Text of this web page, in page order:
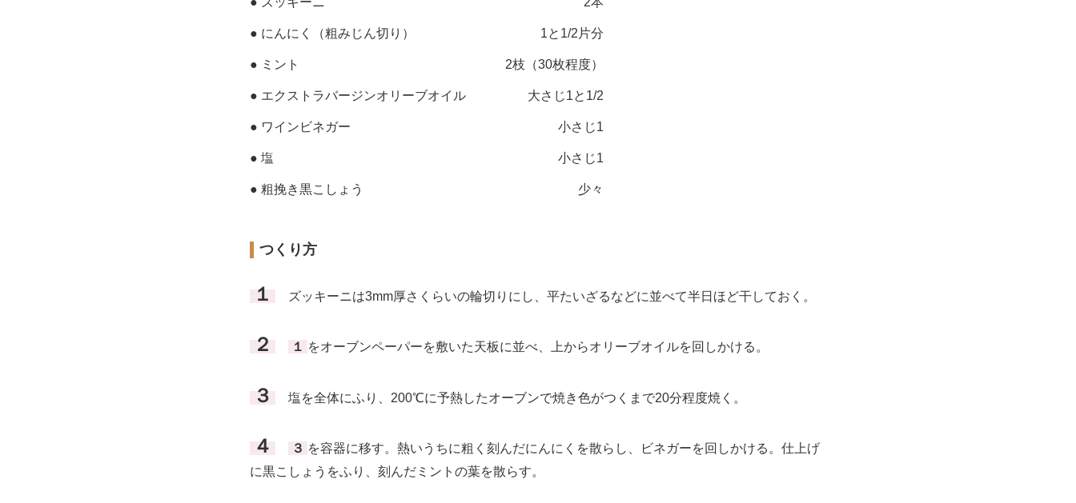
● にんにく（粗みじん切り） 1と1/2片分
● ミント 2枝（30枚程度）
● エクストラバージンオリーブオイル 大さじ1と1/2
● ワインビネガー 小さじ1
● 塩 小さじ1
● 粗挽き黒こしょう 少々
つくり方
１ ズッキーニは3mm厚さくらいの輪切りにし、平たいざるなどに並べて半日ほど干しておく。
２ １ をオーブンペーパーを敷いた天板に並べ、上からオリーブオイルを回しかける。
３ 塩を全体にふり、200℃に予熱したオーブンで焼き色がつくまで20分程度焼く。
４ ３ を容器に移す。熱いうちに粗く刻んだにんにくを散らし、ビネガーを回しかける。仕上げ
に黒こしょうをふり、刻んだミントの葉を散らす。